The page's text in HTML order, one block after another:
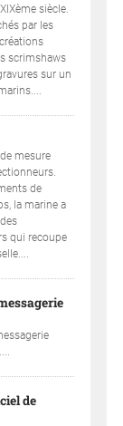
siècle.
par les
scrimshaws
sur un
mesure
de
la marine a
qui recoupe
de